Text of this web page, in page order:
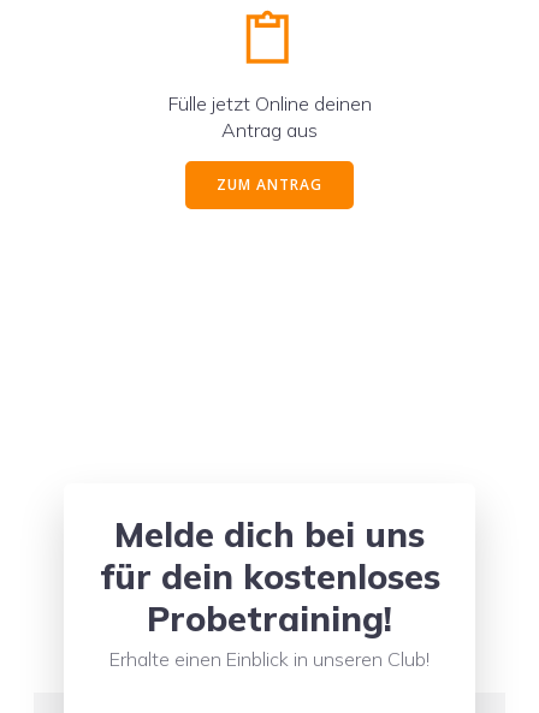
Fülle jetzt Online deinen
Antrag aus
ZUM ANTRAG
Melde dich bei uns
für dein kostenloses
Probetraining!
Erhalte einen Einblick in unseren Club!